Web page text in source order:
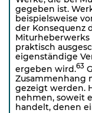
gegeben ist.
beispielsweise
der Konsequenz
praktisch
eigenständige
ergeben wird.63
Zusammenhang
gezeigt werden.
nehmen, soweit
handelt, denen